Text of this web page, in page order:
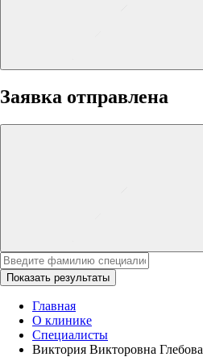
Заявка отправлена
Показать результаты
Главная
О клинике
Специалисты
Виктория Викторовна Глебова